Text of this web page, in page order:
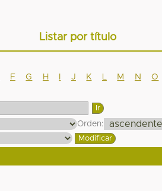
Listar por título
F G H J K M N O
Orden: